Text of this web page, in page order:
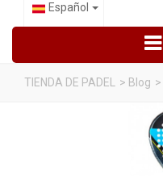
Español
TIENDA DE PADEL > Blog >